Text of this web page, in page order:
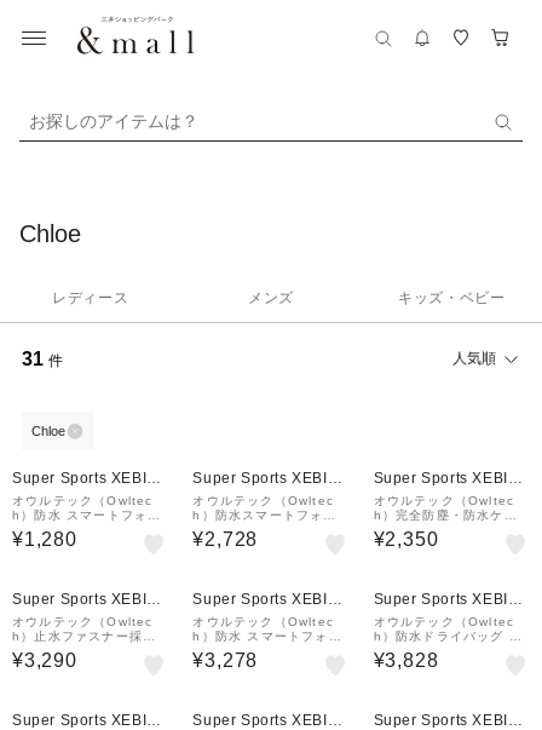
お探しのアイテムは？
Chloe
レディース メンズ キッズ・ベビー
31 件 人気順
Chloe
Super Sports XEBIO
&mall店
オウルテック（Owltec
h）防水 スマートフォン
ケース IPX8 蓄光素材 O
WL-WPCSP11-BK
¥1,280
Super Sports XEBIO
&mall店
オウルテック（Owltec
h）防水スマートフォン
ケース OWL-WPCSP10
R-GY
¥2,728
Super Sports XEBIO
&mall店
オウルテック（Owltec
h）完全防塵・防水ケー
ス スマホ IP68取得 オー
ロラカラー OWL-WPCS
¥2,350
Super Sports XEBIO
&mall店
オウルテック（Owltec
h）止水ファスナー採用 I
PX8取得 防水サコッシュ
OWL-WPBAG09-AQLG
¥3,290
Super Sports XEBIO
&mall店
オウルテック（Owltec
h）防水 スマートフォン
ケース OWL-WPCSP20
R-AG
¥3,278
Super Sports XEBIO
&mall店
オウルテック（Owltec
h）防水ドライバッグ 12
L 3Way OWL-WPBAG
DC01-BK
¥3,828
Super Sports XEBIO
Super Sports XEBIO
Super Sports XEBIO